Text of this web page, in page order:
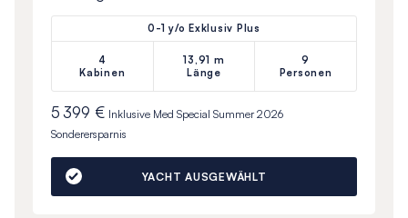
0-1 y/o Exklusiv Plus
4
Kabinen
13,91 m
Länge
9
Personen
5 399 € Inklusive Med Special Summer 2026
Sonderersparnis
YACHT AUSGEWÄHLT